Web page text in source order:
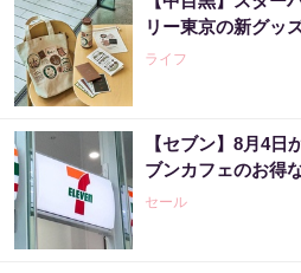
リー東京の新グッ
ライフ
【セブン】8月4日
ブンカフェのお得
セール